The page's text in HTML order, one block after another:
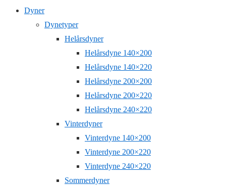
Dyner
Dynetyper
Helårsdyner
Helårsdyne 140×200
Helårsdyne 140×220
Helårsdyne 200×200
Helårsdyne 200×220
Helårsdyne 240×220
Vinterdyner
Vinterdyne 140×200
Vinterdyne 200×220
Vinterdyne 240×220
Sommerdyner